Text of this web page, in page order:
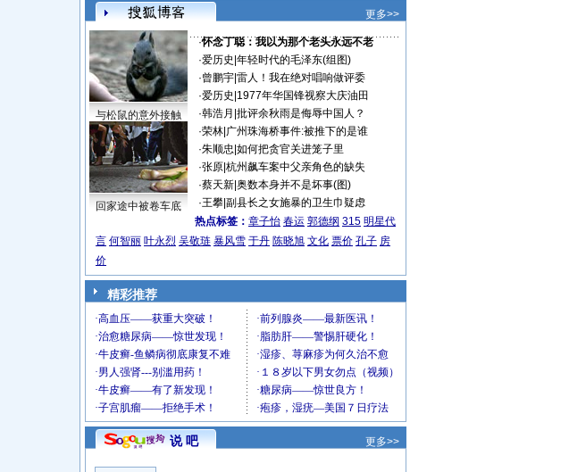
更多>>
与松鼠的意外接触
回家途中被卷车底
·怀念丁聪：我以为那个老头永远不老
·爱历史 年轻时代的毛泽东(组图)
·曾鹏宇| 雷人！我在绝对唱响做评委
·爱历史 1977年华国锋视察大庆油田
·韩浩月 批评余秋雨是侮辱中国人？
·荣林| 广州珠海桥事件:被推下的是谁
·朱顺忠 如何把贪官关进笼子里
·张原| 杭州飙车案中父亲角色的缺失
·蔡天新| 奥数本身并不是坏事(图)
·王攀| 副县长之女施暴的卫生巾疑虑
热点标签： 章子怡 春运 郭德纲 315 明星代
言 何智丽 叶永烈 吴敬琏 暴风雪 于丹 陈晓旭 文化 票价 孔子 房
价
精彩推荐
说 吧 更多>>